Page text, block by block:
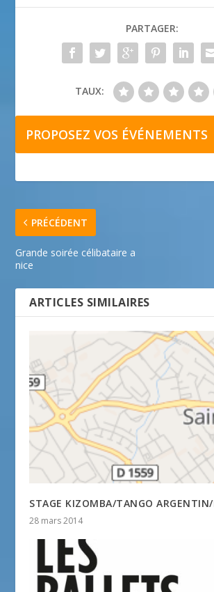
PARTAGER:
TAUX:
PROPOSEZ VOS ÉVÉNEMENTS
PRÉCÉDENT
Grande soirée célibataire a
nice
ARTICLES SIMILAIRES
STAGE KIZOMBA/TANGO ARGENTIN/
28 mars 2014